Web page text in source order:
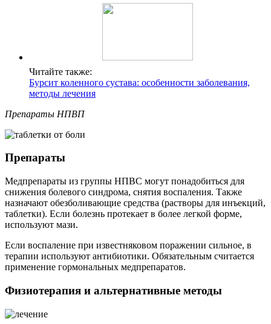
Читайте также:
Бурсит коленного сустава: особенности заболевания,
методы лечения
Препараты НПВП
Препараты
Медпрепараты из группы НПВС могут понадобиться для
снижения болевого синдрома, снятия воспаления. Также
назначают обезболивающие средства (растворы для инъекций,
таблетки). Если болезнь протекает в более легкой форме,
используют мази.
Если воспаление при известняковом поражении сильное, в
терапии используют антибиотики. Обязательным считается
применение гормональных медпрепаратов.
Физиотерапия и альтернативные методы